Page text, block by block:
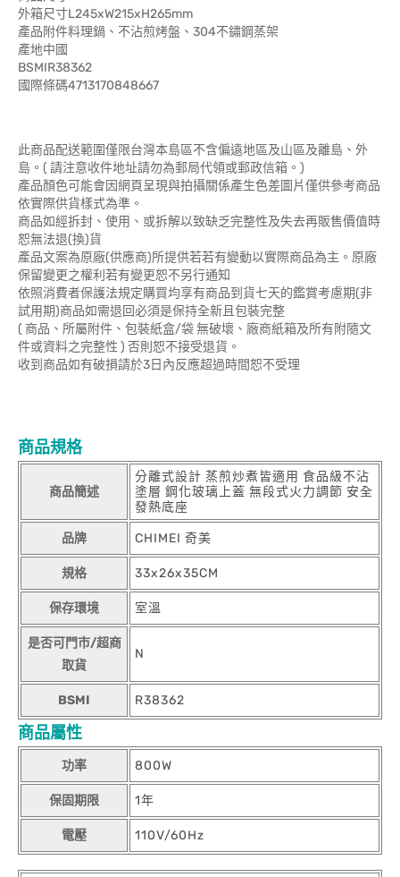
外箱尺寸L245xW215xH265mm
產品附件料理鍋、不沾煎烤盤、304不鏽鋼蒸架
產地中國
BSMIR38362
國際條碼4713170848667
此商品配送範圍僅限台灣本島區不含偏遠地區及山區及離島、外
島。( 請注意收件地址請勿為郵局代領或郵政信箱。)
產品顏色可能會因網頁呈現與拍攝關係產生色差圖片僅供參考商品
依實際供貨樣式為準。
商品如經拆封、使用、或拆解以致缺乏完整性及失去再販售價值時
恕無法退(換)貨
產品文案為原廠(供應商)所提供若若有變動以實際商品為主。原廠
保留變更之權利若有變更恕不另行通知
依照消費者保護法規定購買均享有商品到貨七天的鑑賞考慮期(非
試用期)商品如需退回必須是保持全新且包裝完整
( 商品、所屬附件、包裝紙盒/袋 無破壞、廠商紙箱及所有附隨文
件或資料之完整性 ) 否則恕不接受退貨。
收到商品如有破損請於3日內反應超過時間恕不受理
商品規格
商品簡述
分離式設計 蒸煎炒煮皆適用 食品級不沾
塗層 鋼化玻璃上蓋 無段式火力調節 安全
發熱底座
品牌 CHIMEI 奇美
規格 33x26x35CM
保存環境 室溫
是否可門市/超商
取貨
N
BSMI R38362
商品屬性
功率 800W
保固期限 1年
電壓 110V/60Hz